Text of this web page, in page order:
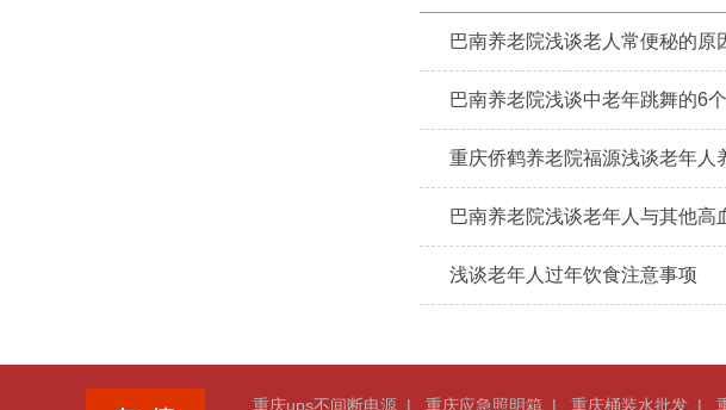
巴南养老院浅谈老人常便秘的原
巴南养老院浅谈中老年跳舞的6
重庆侨鹤养老院福源浅谈老年人
巴南养老院浅谈老年人与其他高
浅谈老年人过年饮食注意事项
重庆ups不间断电源 | 重庆应急照明箱 | 重庆桶装水批发 |